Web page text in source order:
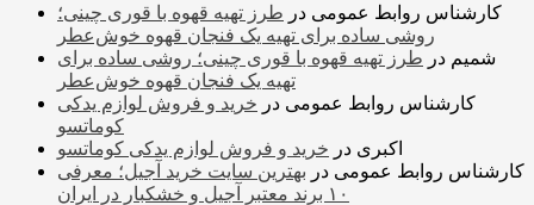
کارشناس روابط عمومی در طرز تهیه قهوه با قوری چینی؛
روشی ساده برای تهیه یک فنجان قهوه خوش‌عطر
شمیم در طرز تهیه قهوه با قوری چینی؛ روشی ساده برای
تهیه یک فنجان قهوه خوش‌عطر
کارشناس روابط عمومی در خرید و فروش لوازم یدکی
کوماتسو
اکبری در خرید و فروش لوازم یدکی کوماتسو
کارشناس روابط عمومی در بهترین سایت خرید آجیل؛ معرفی
۱۰ برند معتبر آجیل و خشکبار در ایران